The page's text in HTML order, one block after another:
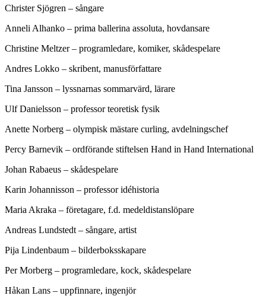
Christer Sjögren – sångare
Anneli Alhanko – prima ballerina assoluta, hovdansare
Christine Meltzer – programledare, komiker, skådespelare
Andres Lokko – skribent, manusförfattare
Tina Jansson – lyssnarnas sommarvärd, lärare
Ulf Danielsson – professor teoretisk fysik
Anette Norberg – olympisk mästare curling, avdelningschef
Percy Barnevik – ordförande stiftelsen Hand in Hand International
Johan Rabaeus – skådespelare
Karin Johannisson – professor idéhistoria
Maria Akraka – företagare, f.d. medeldistanslöpare
Andreas Lundstedt – sångare, artist
Pija Lindenbaum – bilderboksskapare
Per Morberg – programledare, kock, skådespelare
Håkan Lans – uppfinnare, ingenjör